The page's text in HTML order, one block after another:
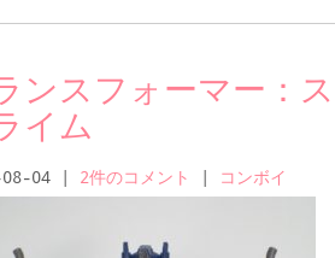
ンスフォーマー：
イム
04 2件のコメント コンボイ